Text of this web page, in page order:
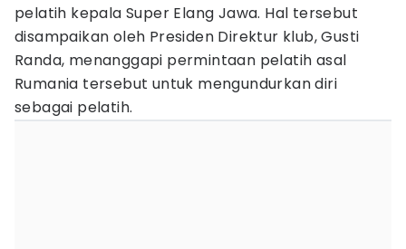
pelatih kepala Super Elang Jawa. Hal tersebut
disampaikan oleh Presiden Direktur klub, Gusti
Randa, menanggapi permintaan pelatih asal
Rumania tersebut untuk mengundurkan diri
sebagai pelatih.